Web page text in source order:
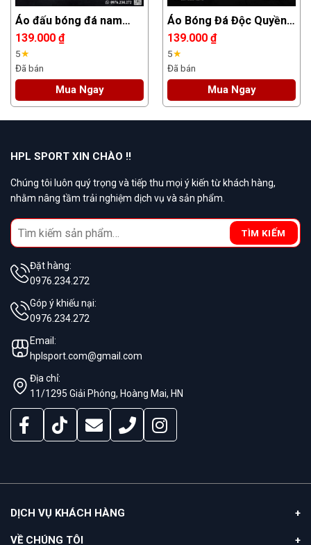
Áo đấu bóng đá nam
xanh dương phối vàng –
Thiết kế độc quyền HPL
Sport
139.000 ₫
5★
Đã bán
Mua Ngay
Áo Bóng Đá Độc Quyền
HPL – Màu Vàng Nổi Bật
Cá Tính
139.000 ₫
5★
Đã bán
Mua Ngay
HPL SPORT XIN CHÀO !!
Chúng tôi luôn quý trọng và tiếp thu mọi ý kiến từ khách hàng,
nhằm nâng tầm trải nghiệm dịch vụ và sản phẩm.
Search
for:
TÌM KIẾM
Đặt hàng:
0976.234.272
Góp ý khiếu nại:
0976.234.272
Email:
hplsport.com@gmail.com
Địa chỉ:
11/1295 Giải Phóng, Hoàng Mai, HN
DỊCH VỤ KHÁCH HÀNG
VỀ CHÚNG TÔI